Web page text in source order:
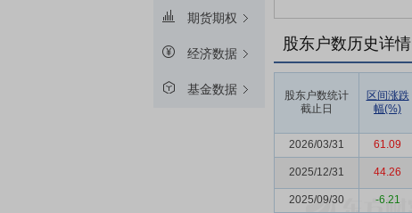
期货期权
经济数据
基金数据
股东户数历史详情
股东户数统计
截止日
区间涨跌
幅(%)
2026/03/31
61.09
2025/12/31 44.26
2025/09/30 -6.21